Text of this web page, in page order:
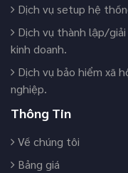
Dịch vụ setup hệ
Dịch vụ thành lập/
kinh doanh.
Dịch vụ bảo hiểm xã
nghiệp.
Thông Tin
Về chúng tôi
Bảng giá